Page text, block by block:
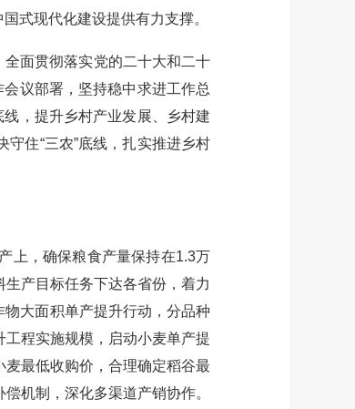
式现代化建设提供有力支撑。
面贯彻落实党的二十大和二十
议部署，坚持稳中求进工作总
，提升乡村产业发展、乡村建
住“三农”底线，扎实推进乡村
上，确保粮食产量保持在1.3万
产目标任务下达各省份，着力
大面积单产提升行动，分品种
程实施规模，启动小麦单产提
最低收购价，合理确定稻谷最
机制，深化多渠道产销协作。